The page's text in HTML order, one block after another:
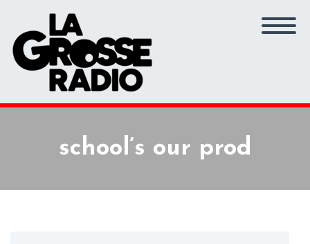
school’s our prod